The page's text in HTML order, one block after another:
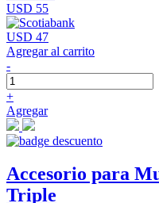
USD 55
USD 47
Agregar al carrito
-
+
Agregar
Accesorio para
Triple